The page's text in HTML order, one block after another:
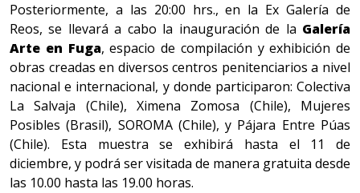
Posteriormente, a las 20:00 hrs., en la Ex Galería de
Reos, se llevará a cabo la inauguración de la Galería
Arte en Fuga, espacio de compilación y exhibición de
obras creadas en diversos centros penitenciarios a nivel
nacional e internacional, y donde participaron: Colectiva
La Salvaja (Chile), Ximena Zomosa (Chile), Mujeres
Posibles (Brasil), SOROMA (Chile), y Pájara Entre Púas
(Chile). Esta muestra se exhibirá hasta el 11 de
diciembre, y podrá ser visitada de manera gratuita desde
las 10.00 hasta las 19.00 horas.